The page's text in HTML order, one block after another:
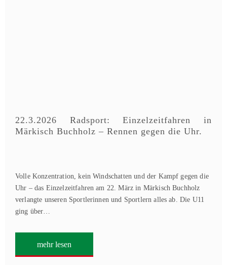
22.3.2026 Radsport: Einzelzeitfahren in
Märkisch Buchholz – Rennen gegen die Uhr.
Volle Konzentration, kein Windschatten und der Kampf gegen die
Uhr – das Einzelzeitfahren am 22. März in Märkisch Buchholz
verlangte unseren Sportlerinnen und Sportlern alles ab. Die U11
ging über…
mehr lesen